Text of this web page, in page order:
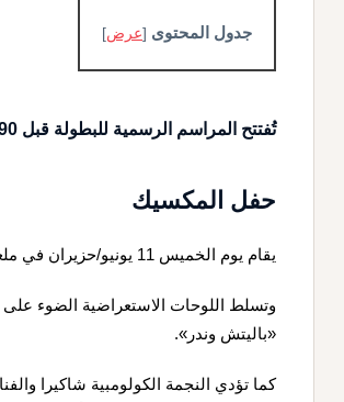
جدول المحتوى [عرض]
تُفتتح المراسم الرسمية للبطولة قبل 90 دقيقة من انطلاق المباريات الافتتاحية لكل دولة، على النحو التالي:
حفل المكسيك
يقام يوم الخميس 11 يونيو/حزيران في ملعب «أزتيكا» في تمام الساعة الـ 5:30 مساء بتوقيت غرينتش.
وتسلط اللوحات الاستعراضية الضوء على
«باليتش وندر».
كما تؤدي النجمة الكولومبية شاكيرا